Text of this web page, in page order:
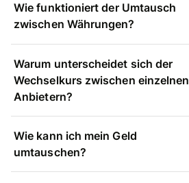
Wie funktioniert der Umtausch
zwischen Währungen?
Warum unterscheidet sich der
Wechselkurs zwischen einzelnen
Anbietern?
Wie kann ich mein Geld
umtauschen?